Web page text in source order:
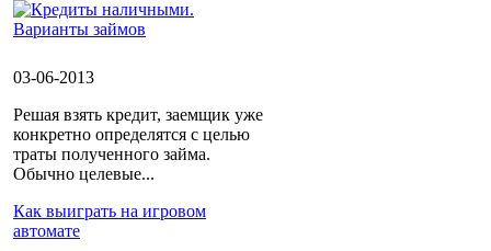
03-06-2013
Решая взять кредит, заемщик уже
конкретно определятся с целью
траты полученного займа.
Обычно целевые...
Как выиграть на игровом
автомате